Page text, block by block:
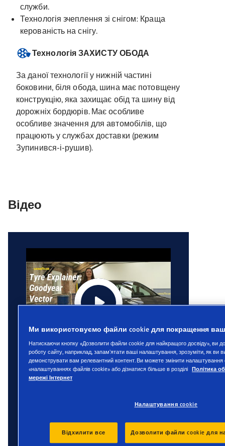
служби.
Технологія зчеплення зі снігом: Краща
керованість на снігу.
Технологія ЗАХИСТУ ОБОДА
За даної технології у нижній частині
боковини, біля обода, шина має потовщену
конструкцію, яка захищає обід та шину від
дорожніх бордюрів. Має особливе
особливе значення для автомобілів, що
працюють у службах доставки (режим
Зупинився-і-рушив).
Відео
Ми використовуємо файли cookie для покращення
Натискаючи кнопку «Дозволити файли cookie для найкращого досвіду», ви
роботу сайту, наприклад, запам’ятати ваші налаштування, зрозуміти, як ви
демонструвати вам релевантний контент. Ви можете змінити
«налаштуваннях файлів cookie» або дізнатися більше в розділі Політика
мережі Інтернет
Налаштування cookie
Відхилити все Дозволити файли cookie для